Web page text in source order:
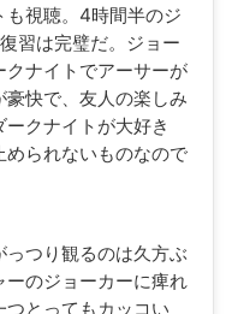
も視聴。4時間半のジ
習は完璧だ。ジョー
ナイトでアーサーが
快で、友人の楽しみ
クナイトが大好き
られないものなので
つり観るのは久方ぶ
ーのジョーカーに痺れ
とってもカッコい